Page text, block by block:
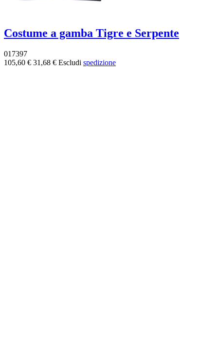
Costume a gamba Tigre e Serpente
017397
105,60 € 31,68 € Escludi spedizione